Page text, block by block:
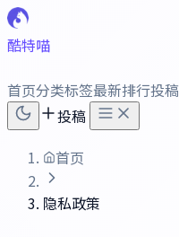
酷特喵
首页分类标签最新排行投稿
投稿
首页
隐私政策